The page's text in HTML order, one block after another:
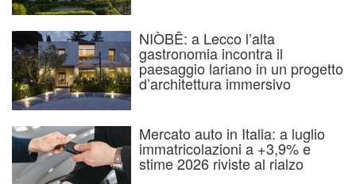
NIÒBĒ: a Lecco l’alta
gastronomia incontra il
paesaggio lariano in un progetto
d’architettura immersivo
Mercato auto in Italia: a luglio
immatricolazioni a +3,9% e
stime 2026 riviste al rialzo